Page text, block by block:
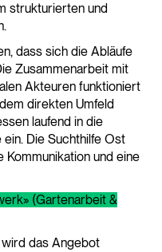
strukturierten und
dass sich die Abläufe
Zusammenarbeit mit
Akteuren funktioniert
direkten Umfeld
laufend in die
Die Suchthilfe Ost
und eine
(Gartenarbeit &
wird das Angebot